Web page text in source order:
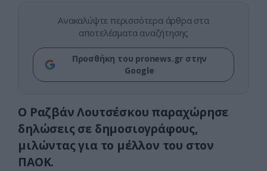
Ανακαλύψτε περισσότερα άρθρα στα
αποτελέσματα αναζήτησης
Προσθήκη του pronews.gr στην
Google
Ο Ραζβάν Λουτσέσκου παραχώρησε
δηλώσεις σε δημοσιογράφους,
μιλώντας για το μέλλον του στον
ΠΑΟΚ.